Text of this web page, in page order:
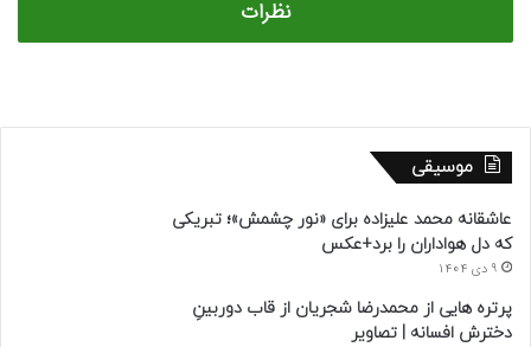
نظرات
موسیقی
عاشقانه محمد علیزاده برای «نور چشمش»؛ تبریکی
که دل هواداران را برد+عکس
9 دی 1404
پرتره هایی از محمدرضا شجریان از قاب دوربینِ
دخترش افسانه | تصاویر